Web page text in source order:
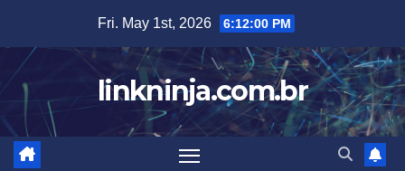
content
Fri. May 1st, 2026 6:12:01 PM
linkninja.com.br